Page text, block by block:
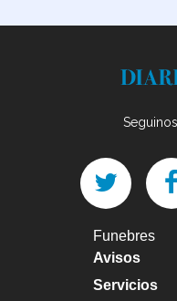
Funebres
Avisos
Servicios